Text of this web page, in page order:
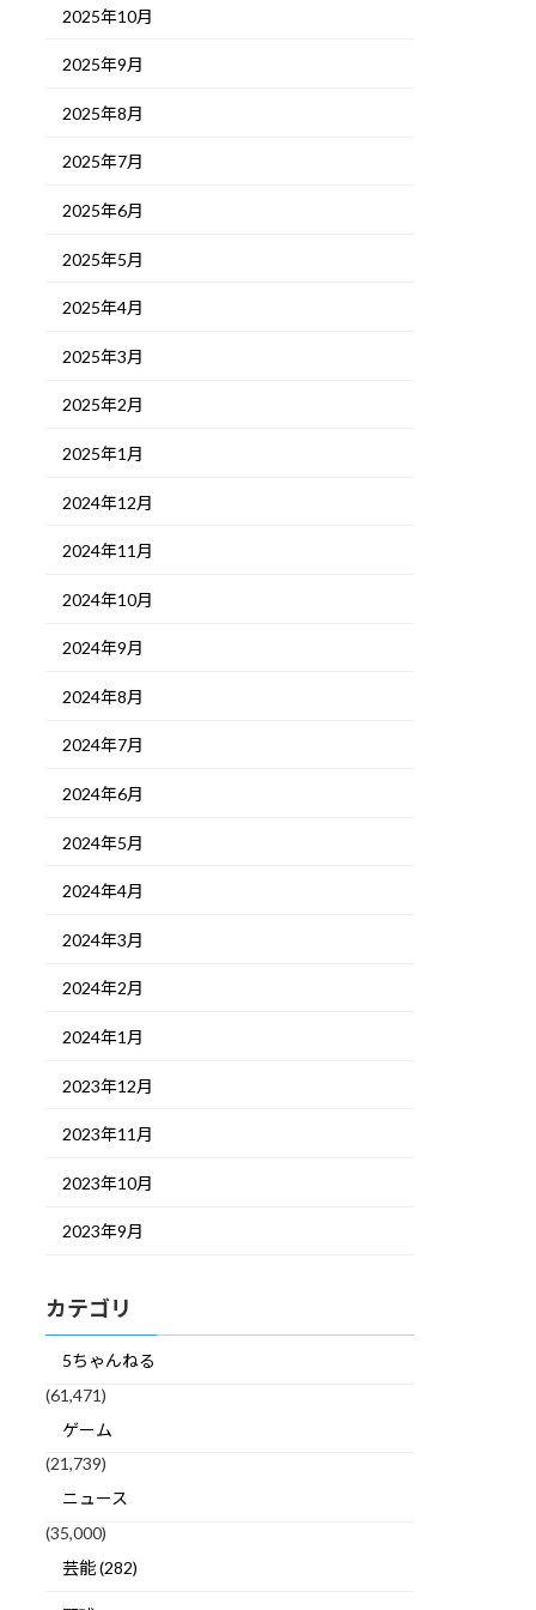
2025年10月
2025年9月
2025年8月
2025年7月
2025年6月
2025年5月
2025年4月
2025年3月
2025年2月
2025年1月
2024年12月
2024年11月
2024年10月
2024年9月
2024年8月
2024年7月
2024年6月
2024年5月
2024年4月
2024年3月
2024年2月
2024年1月
2023年12月
2023年11月
2023年10月
2023年9月
カテゴリ
5ちゃんねる
(61,471)
ゲーム
(21,739)
ニュース
(35,000)
芸能 (282)